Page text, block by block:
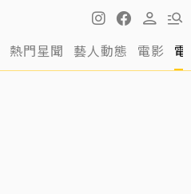
熱門星聞 藝人動態 電影